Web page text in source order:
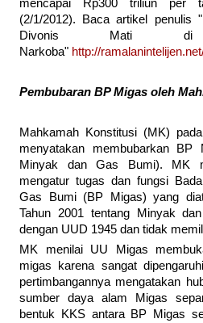
mencapai Rp300 triliun per
(2/1/2012). Baca artikel penulis
Divonis Mati
Narkoba" http://
Pembubaran BP Migas oleh
Mahkamah Konstitusi (MK)
menyatakan membubarkan BP
Minyak dan Gas Bumi). MK
mengatur tugas dan fungsi
Gas Bumi (BP Migas) yang
Tahun 2001 tentang Minyak
dengan UUD 1945 dan tidak
MK menilai UU Migas
migas karena sangat
pertimbangannya mengatakan
sumber daya alam Migas
bentuk KKS antara BP Migas